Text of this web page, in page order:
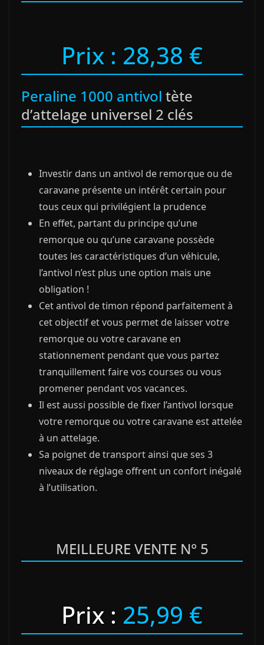
Prix : 28,38 €
Peraline 1000 antivol tète
d’attelage universel 2 clés
Investir dans un antivol de remorque ou de
caravane présente un intérêt certain pour
tous ceux qui privilégient la prudence
En effet, partant du principe qu’une
remorque ou qu’une caravane possède
toutes les caractéristiques d’un véhicule,
l’antivol n’est plus une option mais une
obligation !
Cet antivol de timon répond parfaitement à
cet objectif et vous permet de laisser votre
remorque ou votre caravane en
stationnement pendant que vous partez
tranquillement faire vos courses ou vous
promener pendant vos vacances.
Il est aussi possible de fixer l’antivol lorsque
votre remorque ou votre caravane est attelée
à un attelage.
Sa poignet de transport ainsi que ses 3
niveaux de réglage offrent un confort inégalé
à l’utilisation.
MEILLEURE VENTE N° 5
Prix : 25,99 €